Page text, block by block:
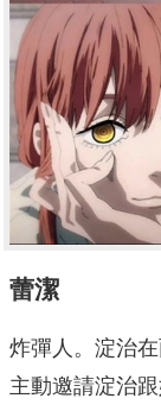
蕾潔
炸彈人。淀治
主動邀請淀治